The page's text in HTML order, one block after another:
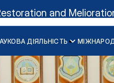
and
ДІЯЛЬНІСТЬ
монографії
послуги
матеріалу